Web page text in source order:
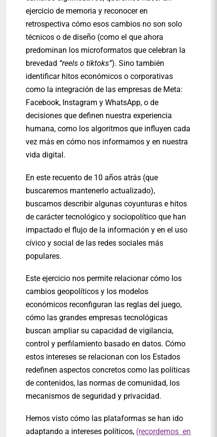
ejercicio de memoria y reconocer en
retrospectiva cómo esos cambios no son solo
técnicos o de diseño (como el que ahora
predominan los microformatos que celebran la
brevedad “reels o tiktoks”). Sino también
identificar hitos económicos o corporativas
como la integración de las empresas de Meta:
Facebook, Instagram y WhatsApp, o de
decisiones que definen nuestra experiencia
humana, como los algoritmos que influyen cada
vez más en cómo nos informamos y en nuestra
vida digital.
En este recuento de 10 años atrás (que
buscaremos mantenerlo actualizado),
buscamos describir algunas coyunturas e hitos
de carácter tecnológico y sociopolítico que han
impactado el flujo de la información y en el uso
cívico y social de las redes sociales más
populares.
Este ejercicio nos permite relacionar cómo los
cambios geopolíticos y los modelos
económicos reconfiguran las reglas del juego,
cómo las grandes empresas tecnológicas
buscan ampliar su capacidad de vigilancia,
control y perfilamiento basado en datos. Cómo
estos intereses se relacionan con los Estados
redefinen aspectos concretos como las políticas
de contenidos, las normas de comunidad, los
mecanismos de seguridad y privacidad.
Hemos visto cómo las plataformas se han ido
adaptando a intereses políticos, (recordemos en